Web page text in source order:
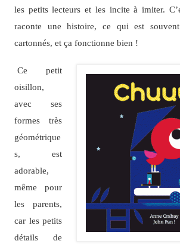
les petits lecteurs et les incite à imiter.
raconte une histoire, ce qui est
cartonnés, et ça fonctionne bien !
Ce petit
oisillon,
avec ses
formes très
géométrique
s, est
adorable,
même pour
les parents,
car les petits
détails de